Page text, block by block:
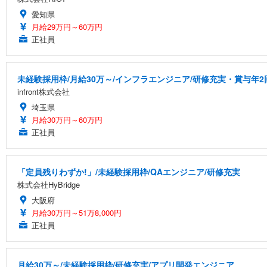
愛知県
月給29万円～60万円
正社員
未経験採用枠/月給30万～/インフラエンジニア/研修充実・賞与年2
infront株式会社
埼玉県
月給30万円～60万円
正社員
「定員残りわずか!」/未経験採用枠/QAエンジニア/研修充実
株式会社HyBridge
大阪府
月給30万円～51万8,000円
正社員